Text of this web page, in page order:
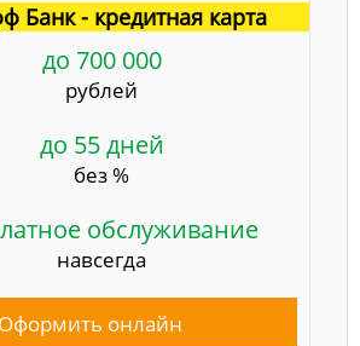
Банк - кредитная карта
до 700 000
рублей
до 55 дней
без %
обслуживание
навсегда
Оформить онлайн